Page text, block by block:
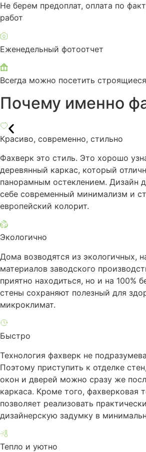
Не берем предоплат, оплата по
работ
Еженедельный фотоотчет
Всегда можно посетить
Почему именно
Красиво, современно, стильно
Фахверк это стиль. Это хорошо
деревянный каркас, который
панорамным остеклением. Дизайн
себе современный минимализм и
европейский колорит.
Экологично
Дома возводятся из экологичных,
материалов заводского
приятно находиться, но и на 100%
стены сохраняют полезный для
микроклимат.
Быстро
Технология фахверк не
Поэтому приступить к отделке
окон и дверей можно сразу же
каркаса. Кроме того, фахверковая
позволяет реализовать
дизайнерскую задумку в
Тепло и уютно